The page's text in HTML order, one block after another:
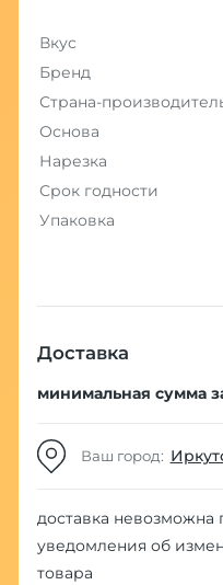
Вкус
Бренд
Страна-
Основа
Нарезка
Срок годности
Упаковка
Доставка
минимальная сумма
Ваш город:
доставка невозможна
уведомления об
товара